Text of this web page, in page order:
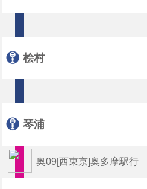
桧村
琴浦
奥09[西東京]奥多摩駅行